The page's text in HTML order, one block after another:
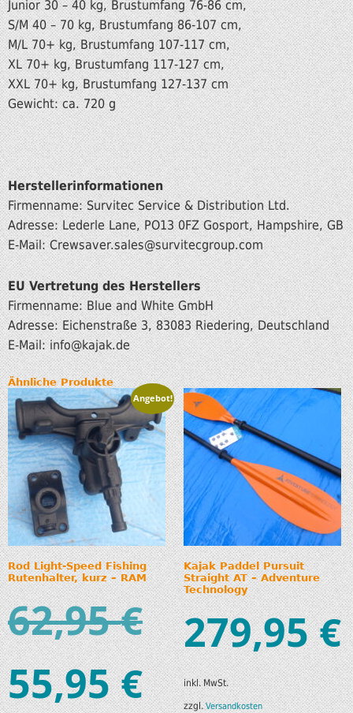
Junior 30 – 40 kg, Brustumfang 76-86 cm,
S/M 40 – 70 kg, Brustumfang 86-107 cm,
M/L 70+ kg, Brustumfang 107-117 cm,
XL 70+ kg, Brustumfang 117-127 cm,
XXL 70+ kg, Brustumfang 127-137 cm
Gewicht: ca. 720 g
Herstellerinformationen
Firmenname: Survitec Service & Distribution Ltd.
Adresse: Lederle Lane, PO13 0FZ Gosport, Hampshire, GB
E-Mail: Crewsaver.sales@survitecgroup.com
EU Vertretung des Herstellers
Firmenname: Blue and White GmbH
Adresse: Eichenstraße 3, 83083 Riedering, Deutschland
E-Mail: info@kajak.de
Ähnliche Produkte
Angebot!
Rod Light-Speed Fishing
Rutenhalter, kurz – RAM
62,95€
55,95€
Kajak Paddel Pursuit
Straight AT – Adventure
Technology
279,95€
inkl. MwSt.
zzgl.Versandkosten